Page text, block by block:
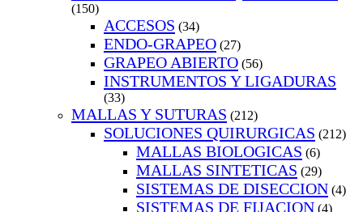
(150)
ACCESOS (34)
ENDO-GRAPEO (27)
GRAPEO ABIERTO (56)
INSTRUMENTOS Y LIGADURAS
(33)
MALLAS Y SUTURAS (212)
SOLUCIONES QUIRURGICAS (212)
MALLAS BIOLOGICAS (6)
MALLAS SINTETICAS (29)
SISTEMAS DE DISECCION (4)
SISTEMAS DE FIJACION (4)